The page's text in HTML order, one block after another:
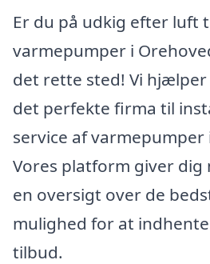
Er du på udkig efter luft
varmepumper i
det rette sted! Vi
det perfekte firma til
service af
Vores platform giver dig
en oversigt over de
mulighed for at
tilbud.